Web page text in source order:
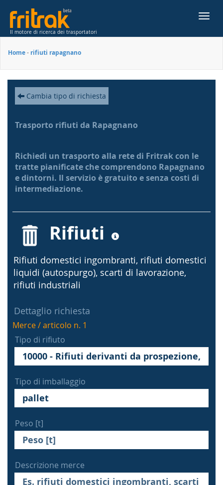
Il motore di ricerca dei trasportatori
Home- rifiuti rapagnano
Cambia tipo di richiesta
Trasporto rifiuti da Rapagnano
Richiedi un trasporto alla rete di Fritrak con le
tratte pianificate che comprendono Rapagnano
e dintorni. Il servizio è gratuito e senza costi di
intermediazione.
Rifiuti
Rifiuti domestici ingombranti, rifiuti domestici
liquidi (autospurgo), scarti di lavorazione,
rifiuti industriali
Dettaglio richiesta
Merce / articolo n. 1
Tipo di rifiuto
Tipo di imballaggio
Peso [t]
Descrizione merce